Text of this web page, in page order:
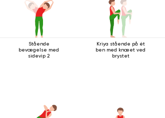
Stående
bevægelse med
sidevip 2
Kriya stående på ét
ben med knæet ved
brystet